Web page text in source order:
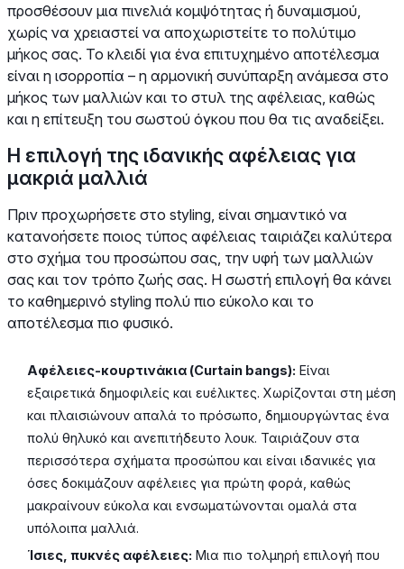
προσθέσουν μια πινελιά κομψότητας ή δυναμισμού,
χωρίς να χρειαστεί να αποχωριστείτε το πολύτιμο
μήκος σας. Το κλειδί για ένα επιτυχημένο αποτέλεσμα
είναι η ισορροπία – η αρμονική συνύπαρξη ανάμεσα στο
μήκος των μαλλιών και το στυλ της αφέλειας, καθώς
και η επίτευξη του σωστού όγκου που θα τις αναδείξει.
Η επιλογή της ιδανικής αφέλειας για
μακριά μαλλιά
Πριν προχωρήσετε στο styling, είναι σημαντικό να
κατανοήσετε ποιος τύπος αφέλειας ταιριάζει καλύτερα
στο σχήμα του προσώπου σας, την υφή των μαλλιών
σας και τον τρόπο ζωής σας. Η σωστή επιλογή θα κάνει
το καθημερινό styling πολύ πιο εύκολο και το
αποτέλεσμα πιο φυσικό.
Αφέλειες-κουρτινάκια (Curtain bangs): Είναι
εξαιρετικά δημοφιλείς και ευέλικτες. Χωρίζονται στη μέση
και πλαισιώνουν απαλά το πρόσωπο, δημιουργώντας ένα
πολύ θηλυκό και ανεπιτήδευτο λουκ. Ταιριάζουν στα
περισσότερα σχήματα προσώπου και είναι ιδανικές για
όσες δοκιμάζουν αφέλειες για πρώτη φορά, καθώς
μακραίνουν εύκολα και ενσωματώνονται ομαλά στα
υπόλοιπα μαλλιά.
Ίσιες, πυκνές αφέλειες: Μια πιο τολμηρή επιλογή που